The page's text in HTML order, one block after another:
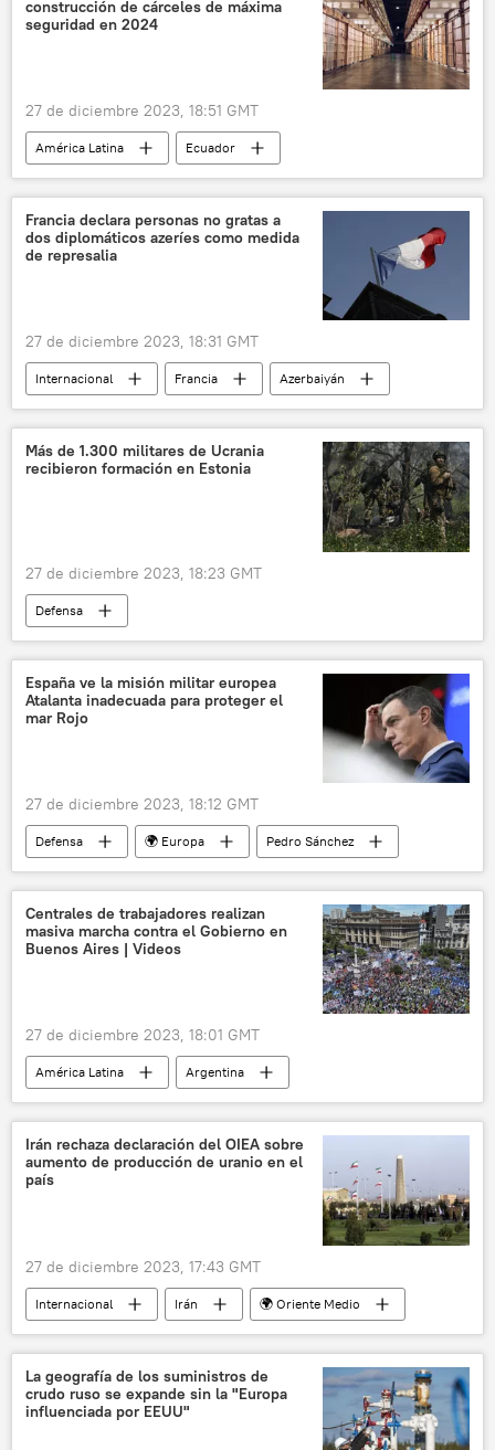
construcción de cárceles de máxima
seguridad en 2024
27 de diciembre 2023, 18:51 GMT
América Latina
Ecuador
Daniel Noboa
seguridad
sociedad
📰 Crisis de violencia criminal en Ecuador
Francia declara personas no gratas a
dos diplomáticos azeríes como medida
de represalia
27 de diciembre 2023, 18:31 GMT
Internacional Francia
Azerbaiyán
política
relaciones internacionales
persona non grata
diplomacia
🌍 Europa
Más de 1.300 militares de Ucrania
recibieron formación en Estonia
27 de diciembre 2023, 18:23 GMT
Defensa
📰 Operación rusa de desmilitarización y desnazificación de Ucrania
🛡️ Zonas de conflicto
Ucrania
🌍 Europa
España ve la misión militar europea
Atalanta inadecuada para proteger el
mar Rojo
27 de diciembre 2023, 18:12 GMT
Defensa 🌍 Europa
Pedro Sánchez
mar Rojo
🛡️ Zonas de conflicto
Unión Europea (UE)
OTAN
España
Occidente
Centrales de trabajadores realizan
masiva marcha contra el Gobierno en
Buenos Aires | Videos
27 de diciembre 2023, 18:01 GMT
América Latina
Argentina
Buenos Aires
Javier Milei
movilización
movilizaciones
protestas
Irán rechaza declaración del OIEA sobre
aumento de producción de uranio en el
país
27 de diciembre 2023, 17:43 GMT
Internacional Irán
🌍 Oriente Medio
Organismo Internacional de Energía Atómica (OIEA)
energía nuclear
uranio enriquecido
La geografía de los suministros de
crudo ruso se expande sin la "Europa
influenciada por EEUU"